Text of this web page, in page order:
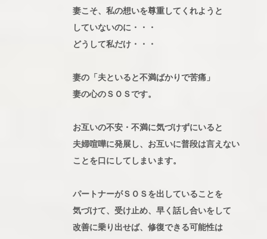
妻こそ、私の想いを尊重してくれようと
していないのに・・・
どうして私だけ・・・
妻の「夫といると不満ばかりで苦痛」
妻の心のＳＯＳです。
お互いの不安・不満に気づけずにいると
夫婦喧嘩に発展し、お互いに普段は言えない
ことを口にしてしまいます。
パートナーがＳＯＳを出していることを
気づけて、受け止め、早く話し合いをして
改善に乗り出せば、修復できる可能性は